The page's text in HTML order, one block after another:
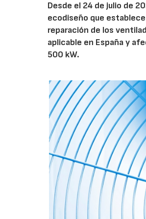
Desde el 24 de julio de
ecodiseño que
reparación de los
aplicable en España y
500 kW.